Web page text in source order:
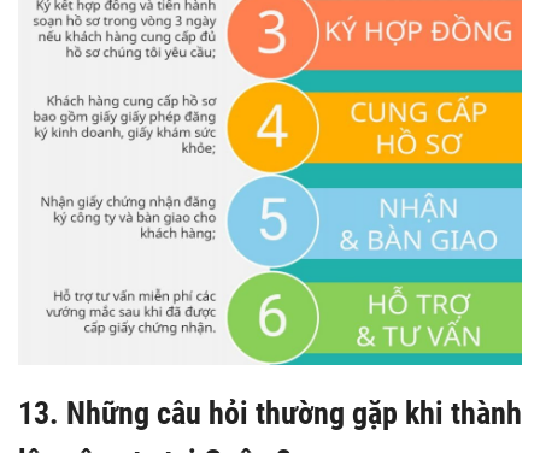
13. Những câu hỏi thường gặp khi thành